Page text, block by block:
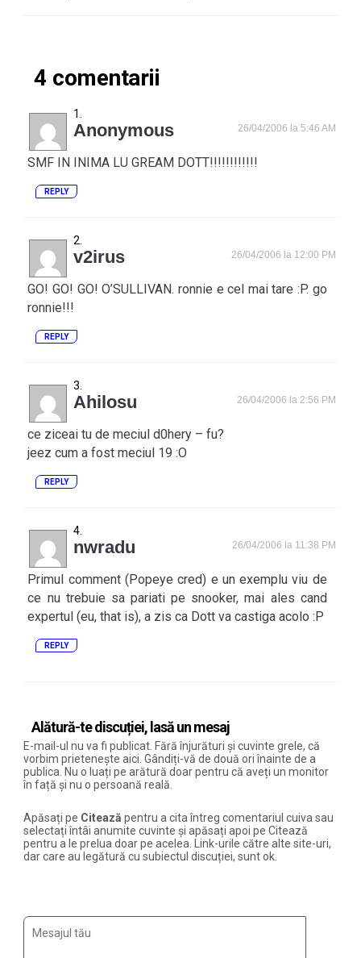
4 comentarii
Anonymous 26/04/2006 la 5:46 AM
SMF IN INIMA LU GREAM DOTT!!!!!!!!!!!!
REPLY
v2irus 26/04/2006 la 12:00 PM
GO! GO! GO! O’SULLIVAN. ronnie e cel mai tare :P. go
ronnie!!!
REPLY
Ahilosu 26/04/2006 la 2:56 PM
ce ziceai tu de meciul d0hery – fu?
jeez cum a fost meciul 19 :O
REPLY
nwradu 26/04/2006 la 11:38 PM
Primul comment (Popeye cred) e un exemplu viu de
ce nu trebuie sa pariati pe snooker, mai ales cand
expertul (eu, that is), a zis ca Dott va castiga acolo :P
REPLY
Alătură-te discuției, lasă un mesaj
E-mail-ul nu va fi publicat. Fără înjurături și cuvinte grele, că
vorbim prietenește aici. Gândiți-vă de două ori înainte de a
publica. Nu o luați pe arătură doar pentru că aveți un monitor
în față și nu o persoană reală.
Apăsați pe Citează pentru a cita întreg comentariul cuiva sau
selectați întâi anumite cuvinte și apăsați apoi pe Citează
pentru a le prelua doar pe acelea. Link-urile către alte site-uri,
dar care au legătură cu subiectul discuției, sunt ok.